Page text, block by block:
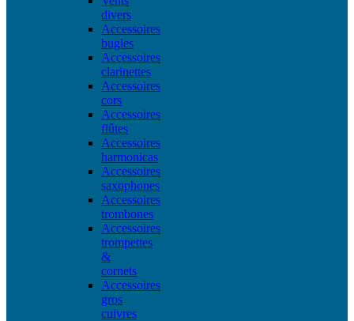
divers
Accessoires
bugles
Accessoires
clarinettes
Accessoires
cors
Accessoires
flûtes
Accessoires
harmonicas
Accessoires
saxophones
Accessoires
trombones
Accessoires
trompettes
&
cornets
Accessoires
gros
cuivres